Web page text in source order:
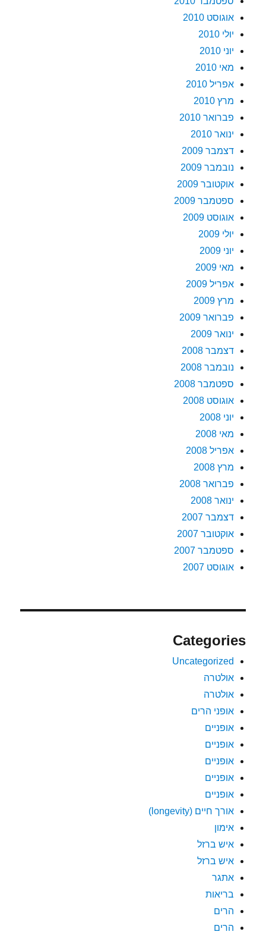
אוגוסט 2010
יולי 2010
יוני 2010
מאי 2010
אפריל 2010
מרץ 2010
פברואר 2010
ינואר 2010
דצמבר 2009
נובמבר 2009
אוקטובר 2009
ספטמבר 2009
אוגוסט 2009
יולי 2009
יוני 2009
מאי 2009
אפריל 2009
מרץ 2009
פברואר 2009
ינואר 2009
דצמבר 2008
נובמבר 2008
ספטמבר 2008
אוגוסט 2008
יוני 2008
מאי 2008
אפריל 2008
מרץ 2008
פברואר 2008
ינואר 2008
דצמבר 2007
אוקטובר 2007
ספטמבר 2007
אוגוסט 2007
Categories
Uncategorized
אולטרה
אולטרה
אופני הרים
אופניים
אופניים
אופניים
אופניים
אופניים
אורך חיים (longevity)
אימון
איש ברזל
איש ברזל
אתגר
בריאות
הרים
הרים